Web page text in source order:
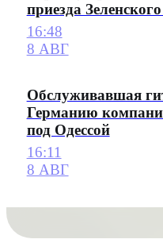
приезда
16:48
8 АВГ
Обслуживавшая
Германию
под Одессой
16:11
8 АВГ